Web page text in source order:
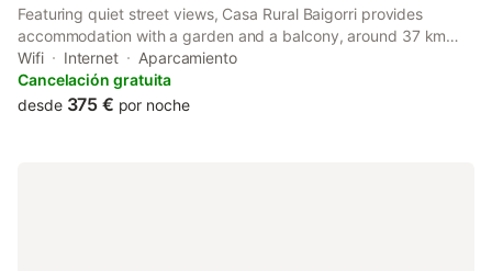
Featuring quiet street views, Casa Rural Baigorri provides
accommodation with a garden and a balcony, around 37 km
from Pamplona Catedral.
Wifi Internet
Aparcamiento
Cancelación gratuita
desde 375 € por noche